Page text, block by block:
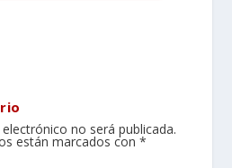
no será publicada.
están marcados con *